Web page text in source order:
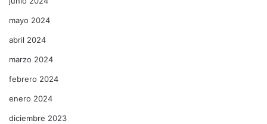
mayo 2024
abril 2024
marzo 2024
febrero 2024
enero 2024
diciembre 2023